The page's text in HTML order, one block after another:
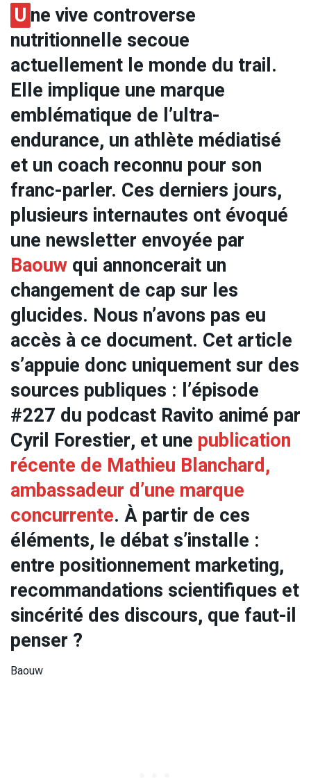
U ne vive controverse
nutritionnelle secoue
actuellement le monde du trail.
Elle implique une marque
emblématique de l’ultra-
endurance, un athlète médiatisé
et un coach reconnu pour son
franc-parler. Ces derniers jours,
plusieurs internautes ont évoqué
une newsletter envoyée par
Baouw qui annoncerait un
changement de cap sur les
glucides. Nous n’avons pas eu
accès à ce document. Cet article
s’appuie donc uniquement sur des
sources publiques : l’épisode
#227 du podcast Ravito animé par
Cyril Forestier, et une publication
récente de Mathieu Blanchard,
ambassadeur d’une marque
concurrente. À partir de ces
éléments, le débat s’installe :
entre positionnement marketing,
recommandations scientifiques et
sincérité des discours, que faut-il
penser ?
Baouw